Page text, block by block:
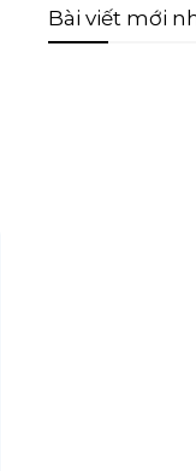
Bài viết mới